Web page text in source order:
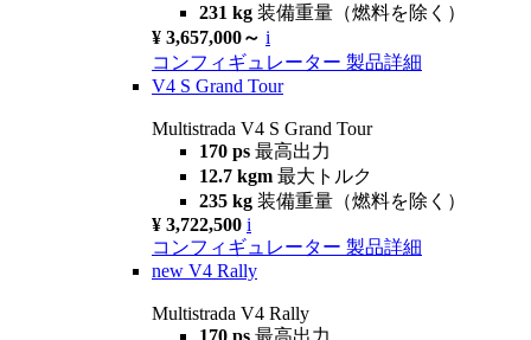
231 kg 装備重量（燃料を除く）
¥ 3,657,000～ i
コンフィギュレーター 製品詳細
V4 S Grand Tour
Multistrada V4 S Grand Tour
170 ps 最高出力
12.7 kgm 最大トルク
235 kg 装備重量（燃料を除く）
¥ 3,722,500 i
コンフィギュレーター 製品詳細
new V4 Rally
Multistrada V4 Rally
170 ps 最高出力